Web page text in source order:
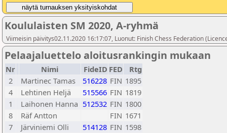
Koululaisten SM 2020, A-ryhmä
Viimeisin päivitys02.11.2020 16:17:07, Luonut: Finish Chess Federation
Pelaajaluettelo aloitusrankingin mukaan
Nr Nimi FideID FED
Rtg
2
Martinec Tamas 516228 FIN 1895
4
Lehtinen Heljä 515566 FIN 1819
1
Laihonen Hanna 512532 FIN 1800
8
Räf Antton FIN 1671
7
Järviniemi Olli 514128 FIN 1598